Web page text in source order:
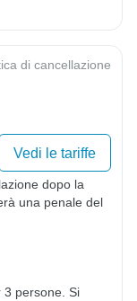
di cancellazione
Vedi le tariffe
dopo la
una penale del
persone. Si